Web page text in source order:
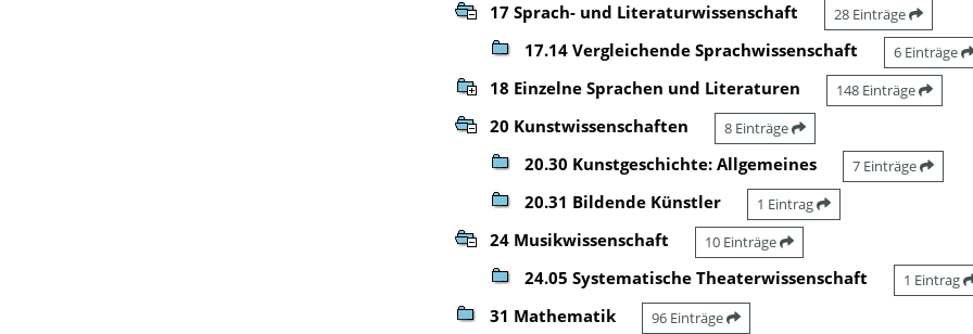
17 Sprach- und Literaturwissenschaft 28 Einträge
17.14 Vergleichende Sprachwissenschaft 6 Einträge
18 Einzelne Sprachen und Literaturen 148 Einträge
20 Kunstwissenschaften 8 Einträge
20.30 Kunstgeschichte: Allgemeines 7 Einträge
20.31 Bildende Künstler 1 Eintrag
24 Musikwissenschaft 10 Einträge
24.05 Systematische Theaterwissenschaft 1 Eintrag
31 Mathematik 96 Einträge